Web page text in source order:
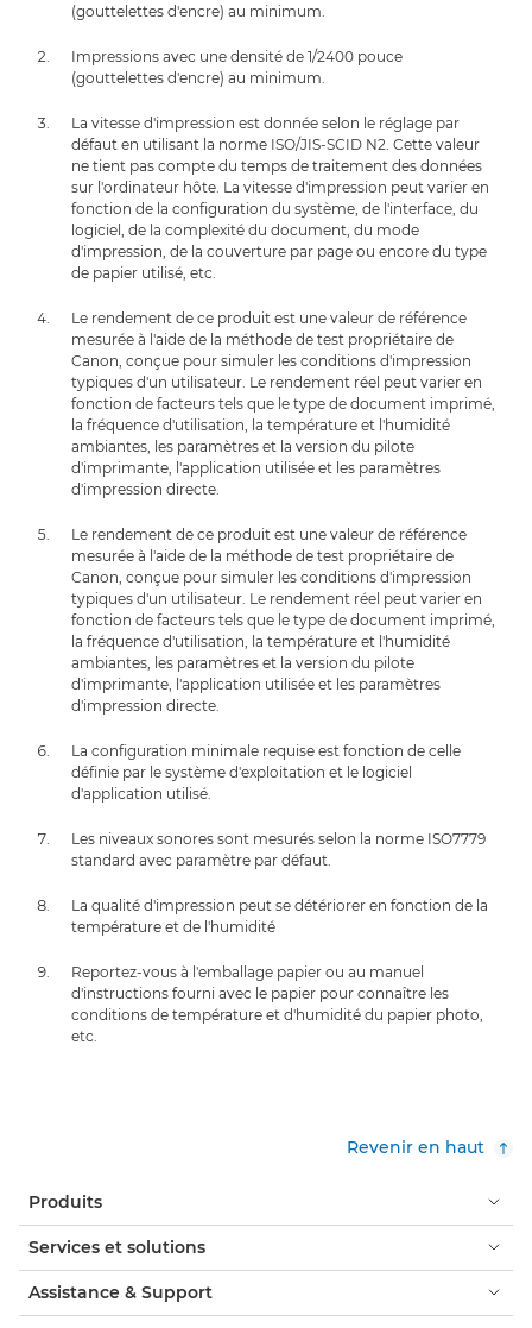
(gouttelettes d'encre) au minimum.
Impressions avec une densité de 1/2400 pouce
(gouttelettes d'encre) au minimum.
La vitesse d'impression est donnée selon le réglage par
défaut en utilisant la norme ISO/JIS-SCID N2. Cette valeur
ne tient pas compte du temps de traitement des données
sur l'ordinateur hôte. La vitesse d'impression peut varier en
fonction de la configuration du système, de l'interface, du
logiciel, de la complexité du document, du mode
d'impression, de la couverture par page ou encore du type
de papier utilisé, etc.
Le rendement de ce produit est une valeur de référence
mesurée à l'aide de la méthode de test propriétaire de
Canon, conçue pour simuler les conditions d'impression
typiques d'un utilisateur. Le rendement réel peut varier en
fonction de facteurs tels que le type de document imprimé,
la fréquence d'utilisation, la température et l'humidité
ambiantes, les paramètres et la version du pilote
d'imprimante, l'application utilisée et les paramètres
d'impression directe.
Le rendement de ce produit est une valeur de référence
mesurée à l'aide de la méthode de test propriétaire de
Canon, conçue pour simuler les conditions d'impression
typiques d'un utilisateur. Le rendement réel peut varier en
fonction de facteurs tels que le type de document imprimé,
la fréquence d'utilisation, la température et l'humidité
ambiantes, les paramètres et la version du pilote
d'imprimante, l'application utilisée et les paramètres
d'impression directe.
La configuration minimale requise est fonction de celle
définie par le système d'exploitation et le logiciel
d'application utilisé.
Les niveaux sonores sont mesurés selon la norme ISO7779
standard avec paramètre par défaut.
La qualité d'impression peut se détériorer en fonction de la
température et de l'humidité
Reportez-vous à l'emballage papier ou au manuel
d'instructions fourni avec le papier pour connaître les
conditions de température et d'humidité du papier photo,
etc.
Revenir en haut
Produits
Services et solutions
Assistance & Support